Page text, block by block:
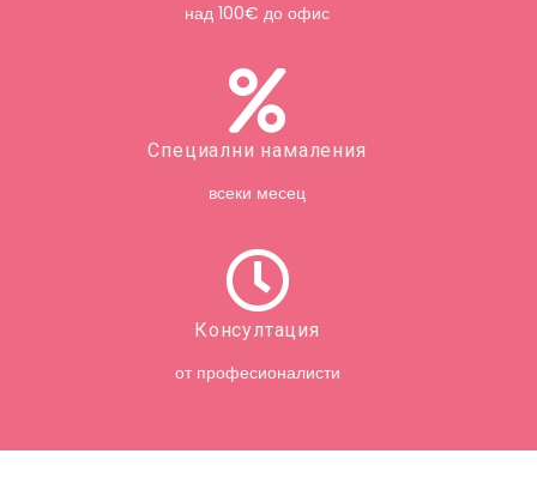
над 100€ до офис
Специални намаления
всеки месец
Консултация
от професионалисти